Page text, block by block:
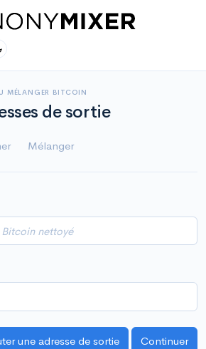
MÉLANGER BITCOIN
de sortie
Mélanger